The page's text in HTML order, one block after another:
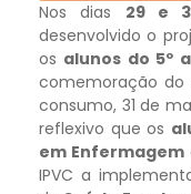
Nos dias 29 e
desenvolvido o
os alunos do 5º
comemoração
consumo, 31 de
reflexivo que os
em Enfermagem
IPVC a